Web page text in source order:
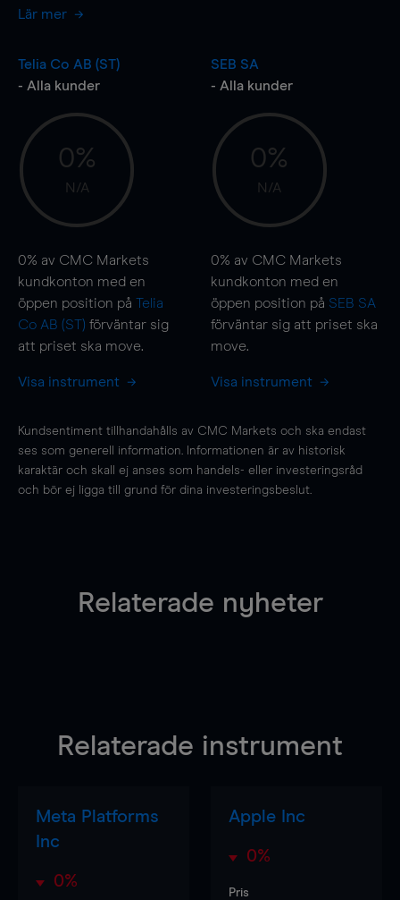
Lär mer
Telia Co AB (ST)
- Alla kunder
0%
N/A
0% av CMC Markets
kundkonton med en
öppen position på Telia
Co AB (ST) förväntar sig
att priset ska move.
Visa instrument
SEB SA
- Alla kunder
0%
N/A
0% av CMC Markets
kundkonton med en
öppen position på SEB SA
förväntar sig att priset ska
move.
Visa instrument
Kundsentiment tillhandahålls av CMC Markets och ska endast
ses som generell information. Informationen är av historisk
karaktär och skall ej anses som handels- eller investeringsråd
och bör ej ligga till grund för dina investeringsbeslut.
Relaterade nyheter
Relaterade instrument
Meta Platforms
Inc
0%
Apple Inc
0%
Pris